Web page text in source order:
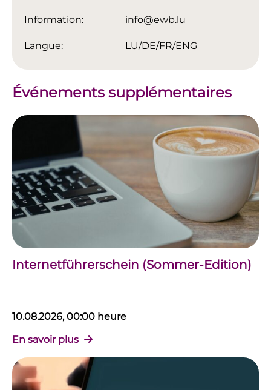
Information: info@ewb.lu
Langue: LU/DE/FR/ENG
Événements supplémentaires
Internetführerschein (Sommer-Edition)
10.08.2026, 00:00 heure
En savoir plus